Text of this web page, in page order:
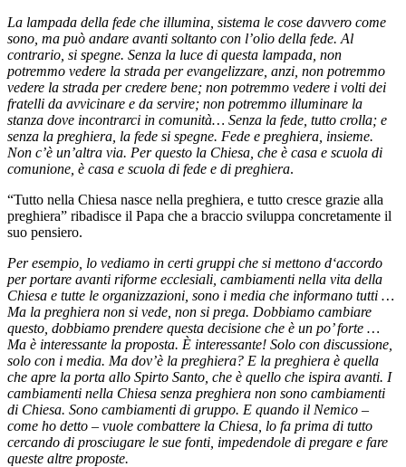
La lampada della fede che illumina, sistema le cose davvero come
sono, ma può andare avanti soltanto con l’olio della fede. Al
contrario, si spegne. Senza la luce di questa lampada, non
potremmo vedere la strada per evangelizzare, anzi, non potremmo
vedere la strada per credere bene; non potremmo vedere i volti dei
fratelli da avvicinare e da servire; non potremmo illuminare la
stanza dove incontrarci in comunità… Senza la fede, tutto crolla; e
senza la preghiera, la fede si spegne. Fede e preghiera, insieme.
Non c’è un’altra via. Per questo la Chiesa, che è casa e scuola di
comunione, è casa e scuola di fede e di preghiera.
“Tutto nella Chiesa nasce nella preghiera, e tutto cresce grazie alla
preghiera” ribadisce il Papa che a braccio sviluppa concretamente il
suo pensiero.
Per esempio, lo vediamo in certi gruppi che si mettono d‘accordo
per portare avanti riforme ecclesiali, cambiamenti nella vita della
Chiesa e tutte le organizzazioni, sono i media che informano tutti …
Ma la preghiera non si vede, non si prega. Dobbiamo cambiare
questo, dobbiamo prendere questa decisione che è un po’ forte …
Ma è interessante la proposta. È interessante! Solo con discussione,
solo con i media. Ma dov’è la preghiera? E la preghiera è quella
che apre la porta allo Spirto Santo, che è quello che ispira avanti. I
cambiamenti nella Chiesa senza preghiera non sono cambiamenti
di Chiesa. Sono cambiamenti di gruppo. E quando il Nemico –
come ho detto – vuole combattere la Chiesa, lo fa prima di tutto
cercando di prosciugare le sue fonti, impedendole di pregare e fare
queste altre proposte.